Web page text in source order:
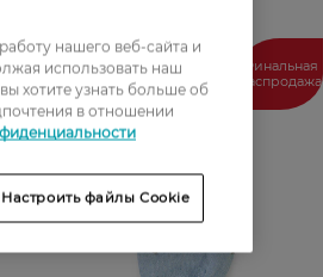
Финальная
распродажа
нашего веб-сайта и
использовать наш
хотите узнать больше об
в отношении
Настроить файлы Cookie